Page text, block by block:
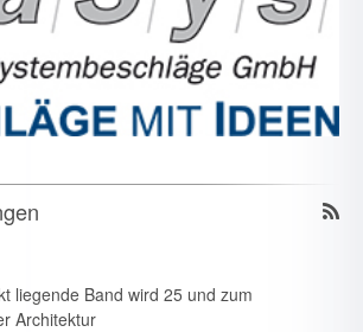
liegende Band wird 25 und zum
Architektur